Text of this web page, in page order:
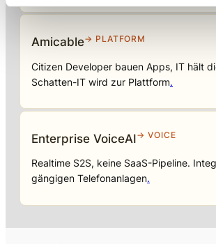
Amicable→ PLATFORM
Citizen Developer bauen Apps, IT hält
Schatten-IT wird zur Plattform.
Enterprise VoiceAI→ VOICE
Realtime S2S, keine SaaS-Pipeline.
gängigen Telefonanlagen.